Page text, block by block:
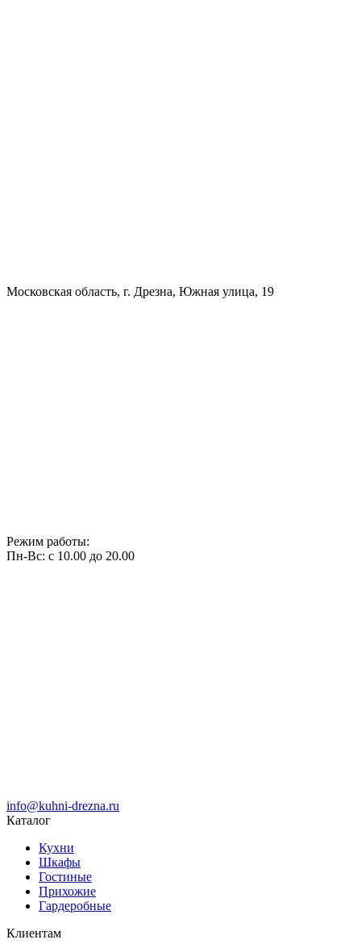
Московская область, г. Дрезна, Южная улица, 19
Режим работы:
Пн-Вс: с 10.00 до 20.00
info@kuhni-drezna.ru
Каталог
Кухни
Шкафы
Гостиные
Прихожие
Гардеробные
Клиентам